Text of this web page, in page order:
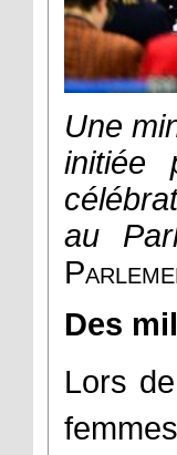
Une
initiée
au
Des
Lors